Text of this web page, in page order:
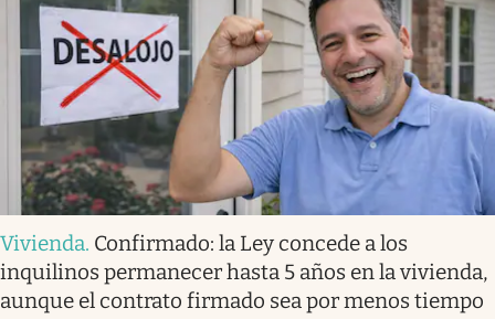
Vivienda. Confirmado: la Ley concede a los
inquilinos permanecer hasta 5 años en la vivienda,
aunque el contrato firmado sea por menos tiempo